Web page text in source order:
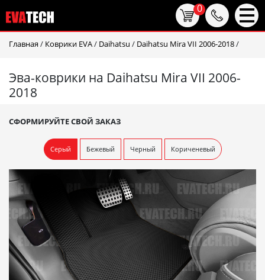
Главная / Коврики EVA/ Daihatsu / Daihatsu Mira VII 2006-2018/
Эва-коврики на Daihatsu Mira VII 2006-
2018
СФОРМИРУЙТЕ СВОЙ ЗАКАЗ
Серый Бежевый Черный Кориченевый
0